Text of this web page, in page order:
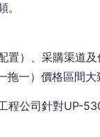
置）、采購渠道
拖一）價格區間
程公司針對UP-